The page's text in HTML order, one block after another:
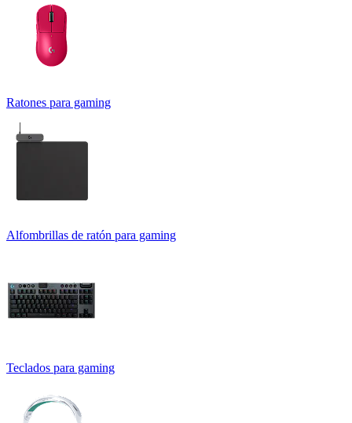
Ratones para gaming
Alfombrillas de ratón para gaming
Teclados para gaming